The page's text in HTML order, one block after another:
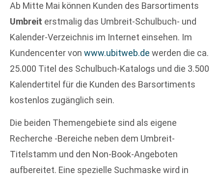
Ab Mitte Mai können Kunden des Barsortiments
Umbreit erstmalig das Umbreit-Schulbuch- und
Kalender-Verzeichnis im Internet einsehen. Im
Kundencenter von www.ubitweb.de werden die ca.
25.000 Titel des Schulbuch-Katalogs und die 3.500
Kalendertitel für die Kunden des Barsortiments
kostenlos zugänglich sein.
Die beiden Themengebiete sind als eigene
Recherche -Bereiche neben dem Umbreit-
Titelstamm und den Non-Book-Angeboten
aufbereitet. Eine spezielle Suchmaske wird in